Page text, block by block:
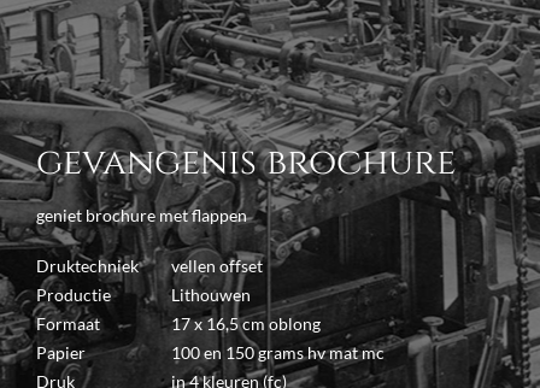
gevangenis brochure
geniet brochure met flappen
Druktechniek
vellen offset
Productie
Lithouwen
Formaat
17 x 16,5 cm oblong
Papier
100 en 150 grams hv mat mc
Druk
in 4 kleuren (fc)